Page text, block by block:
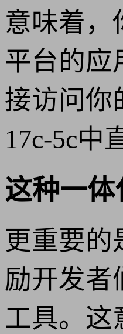
意味着，
平台的应
接访问你
17c-5c中
这种一
更重要的
励开发者
工具。这